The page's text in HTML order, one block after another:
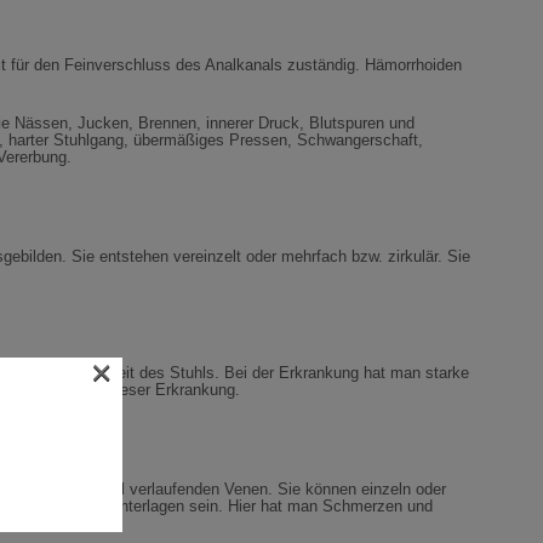
den Feinverschluss des Analkanals zuständig. Hämorrhoiden
Nässen, Jucken, Brennen, innerer Druck, Blutspuren und
Stuhlgang, übermäßiges Pressen, Schwangerschaft,
Sie entstehen vereinzelt oder mehrfach bzw. zirkulär. Sie
Unregelmäßigkeit des Stuhls. Bei der Erkrankung hat man starke
Symptome dieser Erkrankung.
subanodermal verlaufenden Venen. Sie können einzeln oder
auf kalten Unterlagen sein. Hier hat man Schmerzen und
×